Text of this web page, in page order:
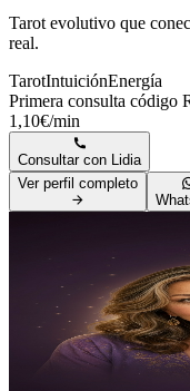
Tarot evolutivo que
real.
TarotIntuiciónEnergía
Primera consulta código
1,10€/min
Consultar con
Lidia
Ver perfil completo